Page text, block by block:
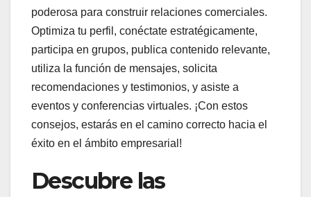
poderosa para construir relaciones comerciales.
Optimiza tu perfil, conéctate estratégicamente,
participa en grupos, publica contenido relevante,
utiliza la función de mensajes, solicita
recomendaciones y testimonios, y asiste a
eventos y conferencias virtuales. ¡Con estos
consejos, estarás en el camino correcto hacia el
éxito en el ámbito empresarial!
Descubre las